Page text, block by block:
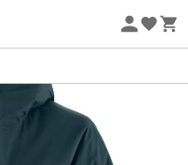
2 produits* code Summer5
-5% Extra - Code Summer5